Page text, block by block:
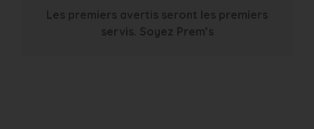
Les premiers avertis seront les premiers
servis. Soyez Prem’s